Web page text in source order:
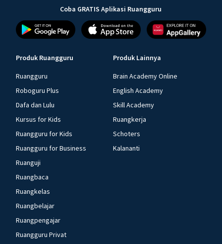
Coba GRATIS Aplikasi Ruangguru
Produk Ruangguru
Ruangguru
Roboguru Plus
Dafa dan Lulu
Kursus for Kids
Ruangguru for Kids
Ruangguru for Business
Ruanguji
Ruangbaca
Ruangkelas
Ruangbelajar
Ruangpengajar
Ruangguru Privat
Produk Lainnya
Brain Academy Online
English Academy
Skill Academy
Ruangkerja
Schoters
Kalananti